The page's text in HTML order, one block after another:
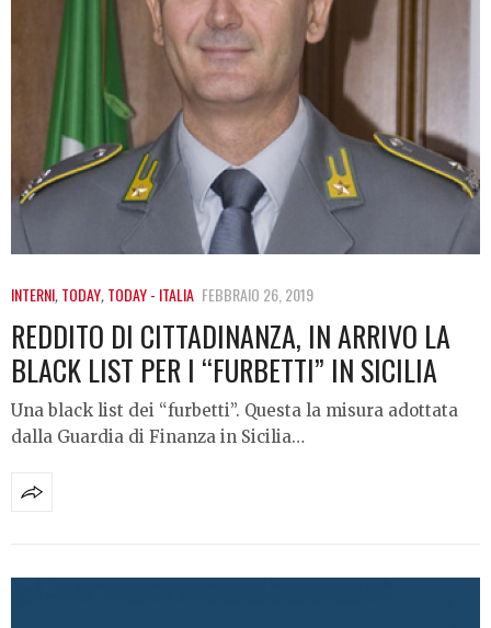
INTERNI,TODAY,TODAY - ITALIA FEBBRAIO 26, 2019
REDDITO DI CITTADINANZA, IN ARRIVO LA
BLACK LIST PER I “FURBETTI” IN SICILIA
Una black list dei “furbetti”. Questa la misura adottata
dalla Guardia di Finanza in Sicilia…